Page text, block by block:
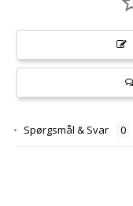
Spørgsmål & Svar